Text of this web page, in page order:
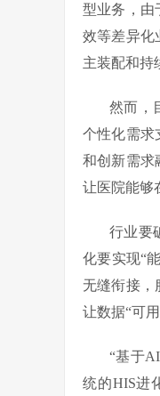
型业务，由
效等差异化
主装配和持
然而，
个性化需求
和创新需求
让医院能够
行业要
化要实现“
无缝衔接，
让数据“可
“基于
统的HIS进